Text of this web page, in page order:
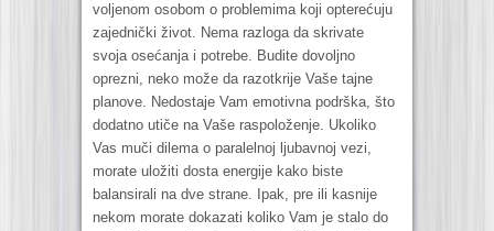
voljenom osobom o problemima koji opterećuju
zajednički život. Nema razloga da skrivate
svoja osećanja i potrebe. Budite dovoljno
oprezni, neko može da razotkrije Vaše tajne
planove. Nedostaje Vam emotivna podrška, što
dodatno utiče na Vaše raspoloženje. Ukoliko
Vas muči dilema o paralelnoj ljubavnoj vezi,
morate uložiti dosta energije kako biste
balansirali na dve strane. Ipak, pre ili kasnije
nekom morate dokazati koliko Vam je stalo do